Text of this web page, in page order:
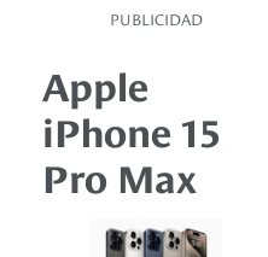
PUBLICIDAD
Apple
iPhone 15
Pro Max